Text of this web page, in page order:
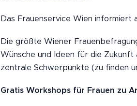
Das Frauenservice Wien informiert
Die größte Wiener
Wünsche und Ideen für die Zukunft
zentrale Schwerpunkte (zu finden
Gratis Workshops für Frauen zu